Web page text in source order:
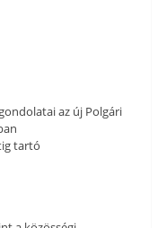
az új Polgári
tartó